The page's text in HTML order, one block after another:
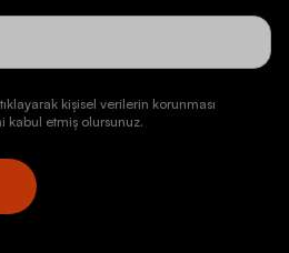
kişisel verilerin korunması
kabul etmiş olursunuz.